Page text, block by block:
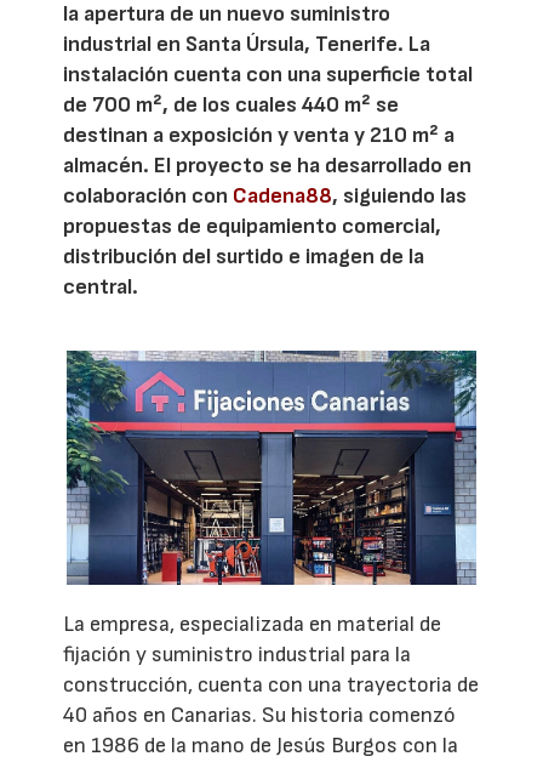
la apertura de un nuevo suministro
industrial en Santa Úrsula, Tenerife. La
instalación cuenta con una superficie total
de 700 m², de los cuales 440 m² se
destinan a exposición y venta y 210 m² a
almacén. El proyecto se ha desarrollado en
colaboración con Cadena88, siguiendo las
propuestas de equipamiento comercial,
distribución del surtido e imagen de la
central.
La empresa, especializada en material de
fijación y suministro industrial para la
construcción, cuenta con una trayectoria de
40 años en Canarias. Su historia comenzó
en 1986 de la mano de Jesús Burgos con la